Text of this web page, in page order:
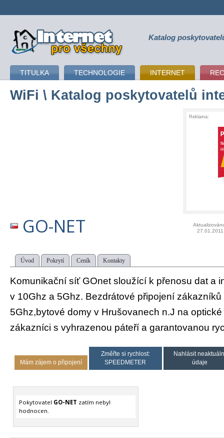
připojení k internetu Katalog
TITULKA TECHNOLOGIE INTERNET
WiFi \ Katalog poskytovatelů
Reklama:
GO-NET
27.01.2011
Úvod Pokrytí Ceník Kontakty
Komunikační síť GOnet sloužící k přenosu dat a
v 10Ghz a 5Ghz. Bezdrátové připojení zákazníků
5Ghz,bytové domy v Hrušovanech n.J na
zákazníci s vyhrazenou páteří a garantovanou
Mám zájem o připojení
Změřte si rychlost:
SPEEDMETER
Nahlásit
údaje
Pokytovatel GO-NET zatím nebyl
hodnocen.